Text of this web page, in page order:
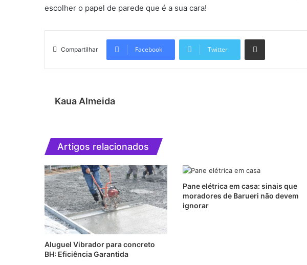
escolher o papel de parede que é a sua cara!
Compartilhar Facebook Twitter
Compartilhar via e-mail
Kaua Almeida
Artigos relacionados
Aluguel Vibrador para concreto
BH: Eficiência Garantida
Pane elétrica em casa: sinais que
moradores de Barueri não devem
ignorar